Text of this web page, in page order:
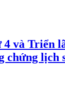
và Triển
chứng